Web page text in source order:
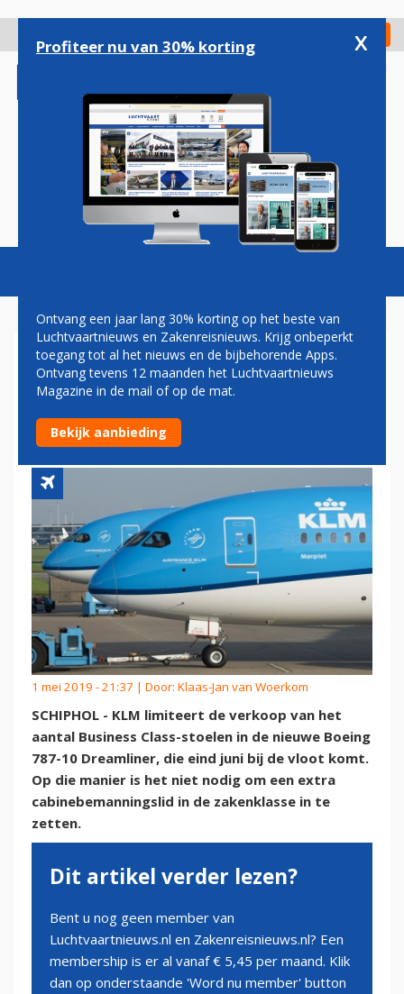
gaan
Check in
Magazine Podcasts Vacatures
KLM: GEEN EXTRA
CABINEPERSONEEL OP
NIEUWE BOEING 787-10
1 mei 2019 - 21:37 | Door: Klaas-Jan van Woerkom
SCHIPHOL - KLM limiteert de verkoop van het
aantal Business Class-stoelen in de nieuwe Boeing
787-10 Dreamliner, die eind juni bij de vloot komt.
Op die manier is het niet nodig om een extra
cabinebemanningslid in de zakenklasse in te
zetten.
Dit artikel verder lezen?
Bent u nog geen member van
Luchtvaartnieuws.nl en Zakenreisnieuws.nl? Een
membership is er al vanaf € 5,45 per maand. Klik
dan op onderstaande 'Word nu member' button
Profiteer nu van 30% korting x
Ontvang een jaar lang 30% korting op het beste van
Luchtvaartnieuws en Zakenreisnieuws. Krijg onbeperkt
toegang tot al het nieuws en de bijbehorende Apps.
Ontvang tevens 12 maanden het Luchtvaartnieuws
Magazine in de mail of op de mat.
Bekijk aanbieding